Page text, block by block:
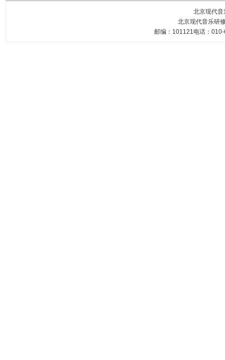
北京现代
北京现代音乐研
邮编：101121电话：